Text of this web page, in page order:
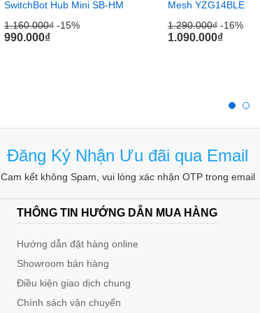
SwitchBot Hub Mini SB-HM
1.160.000₫ -15%
990.000₫
Mesh YZG14BLE
1.290.000₫ -16%
1.090.000₫
Đăng Ký Nhận Ưu đãi qua Email
Cam kết không Spam, vui lòng xác nhận OTP trong email
THÔNG TIN HƯỚNG DẪN MUA HÀNG
Hướng dẫn đặt hàng online
Showroom bán hàng
Điều kiện giao dịch chung
Chính sách vận chuyển